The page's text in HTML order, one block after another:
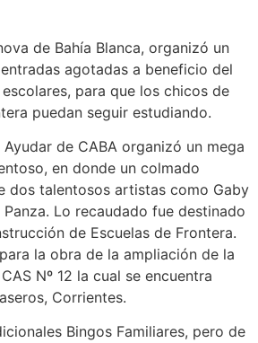
de Bahía Blanca, organizó un
agotadas a beneficio del
para que los chicos de
puedan seguir estudiando.
de CABA organizó un mega
en donde un colmado
dos talentosos artistas como Gaby
Lo recaudado fue destinado
de Escuelas de Frontera.
la obra de la ampliación de la
Nº 12 la cual se encuentra
Corrientes.
Bingos Familiares, pero de